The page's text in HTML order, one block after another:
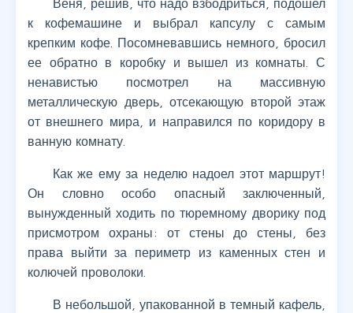
Веня, решив, что надо взбодриться, подошел
к кофемашине и выбрал капсулу с самым
крепким кофе. Посомневавшись немного, бросил
ее обратно в коробку и вышел из комнаты. С
ненавистью посмотрел на массивную
металлическую дверь, отсекающую второй этаж
от внешнего мира, и направился по коридору в
ванную комнату.
Как же ему за неделю надоел этот маршрут!
Он словно особо опасный заключенный,
вынужденный ходить по тюремному дворику под
присмотром охраны: от стены до стены, без
права выйти за периметр из каменных стен и
колючей проволоки.
В небольшой, упакованной в темный кафель,